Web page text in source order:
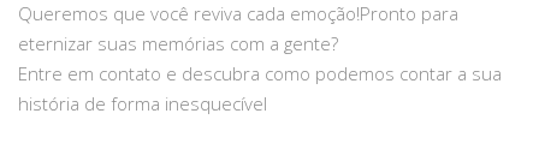
Queremos que você reviva cada emoção!Pronto para
eternizar suas memórias com a gente?
Entre em contato e descubra como podemos contar a sua
história de forma inesquecível